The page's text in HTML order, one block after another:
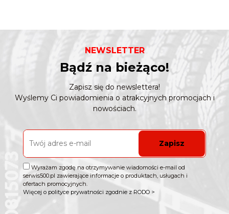
NEWSLETTER
Bądź na bieżąco!
Zapisz się do newslettera!
Wyślemy Ci powiadomienia o atrakcyjnych promocjach i
nowościach.
Zapisz
Wyrażam zgodę na otrzymywanie wiadomości e-mail od
serwis500.pl zawierające informacje o produktach, usługach i
ofertach promocyjnych.
Więcej o polityce prywatności zgodnie z RODO >